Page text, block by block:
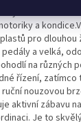
a
pro
a velká,
na různých
řízení,
nouzovou
aktivní zábavu
Je to